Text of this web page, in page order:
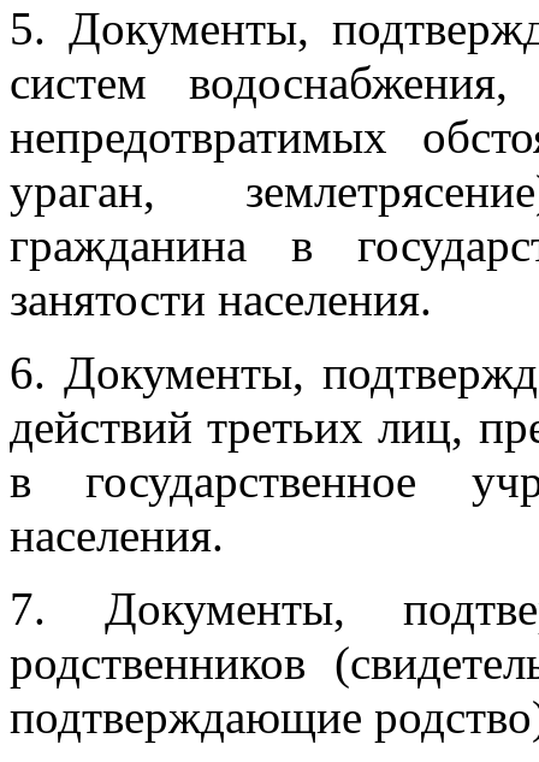
5. Документы,
систем
непредотвратимых
ураган,
гражданина в
занятости населения.
6. Документы,
действий третьих лиц,
в государственное
населения.
7. Документы,
родственников
подтверждающие